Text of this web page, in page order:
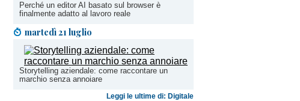
Perché un editor AI basato sul browser è
finalmente adatto al lavoro reale
martedì 21 luglio
Storytelling aziendale: come raccontare un
marchio senza annoiare
Leggi le ultime di: Digitale